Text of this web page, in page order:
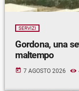
SERVIZI
Gordona, una
maltempo
today 7 AGOSTO 2026